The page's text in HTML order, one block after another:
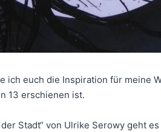
ich euch die Inspiration für meine
13 erschienen ist.
der Stadt“ von Ulrike Serowy geht